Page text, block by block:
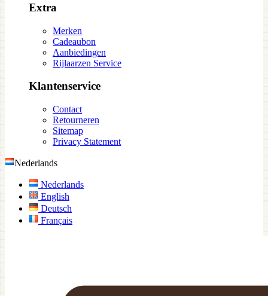
Extra
Merken
Cadeaubon
Aanbiedingen
Rijlaarzen Service
Klantenservice
Contact
Retourneren
Sitemap
Privacy Statement
Nederlands
Nederlands
English
Deutsch
Français